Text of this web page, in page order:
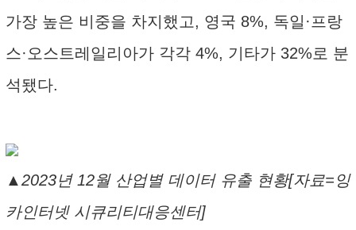
가장 높은 비중을 차지했고, 영국 8%, 독일·프랑
스·오스트레일리아가 각각 4%, 기타가 32%로 분
석됐다.
▲2023년 12월 산업별 데이터 유출 현황[자료=잉
카인터넷 시큐리티대응센터]